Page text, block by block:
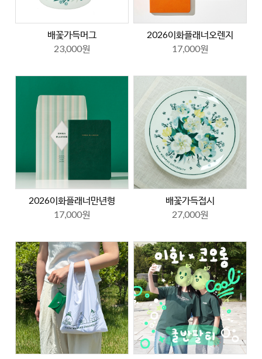
배꽃가득머그
23,000원
2026이화플래너오렌지
17,000원
2026이화플래너만년형
17,000원
배꽃가득접시
27,000원